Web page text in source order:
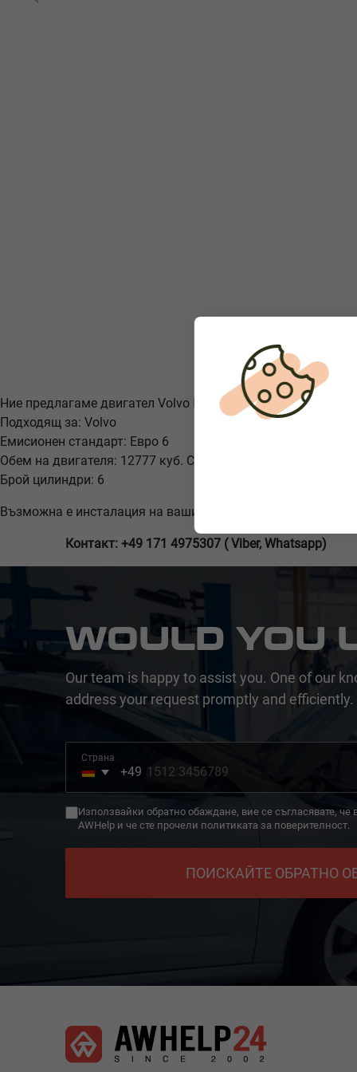
Ние предлагаме двигател Volvo D13K500 Euro 6.
Подходящ за: Volvo
Емисионен стандарт: Евро 6
Обем на двигателя: 12777 куб. См
Брой цилиндри: 6
Възможна е инсталация на вашия автомобил.
Контакт: +49 171 4975307 ( Viber, Whatsapp)
WOULD YOU
Our team is happy to assist you. One of our
address your request promptly and efficiently.
Страна
Germany
+49
+49
Използвайки обратно обаждане, вие се съгласявате,
AWHelp и че сте прочели политиката за поверителност.
ПОИСКАЙТЕ ОБРАТНО